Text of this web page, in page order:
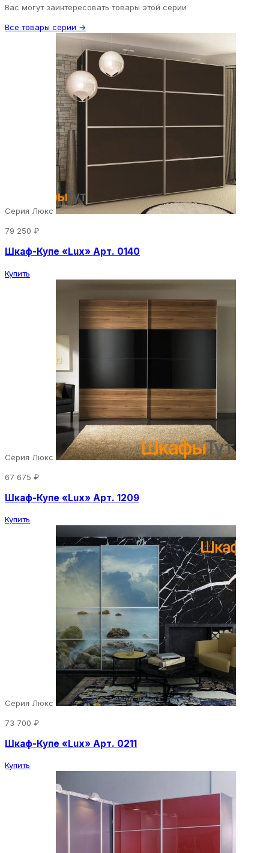
Вас могут заинтересовать товары этой серии
Все товары серии →
Серия Люкс
79 250 ₽
Шкаф-Купе «Lux» Арт. 0140
Купить
Серия Люкс
67 675 ₽
Шкаф-Купе «Lux» Арт. 1209
Купить
Серия Люкс
73 700 ₽
Шкаф-Купе «Lux» Арт. 0211
Купить